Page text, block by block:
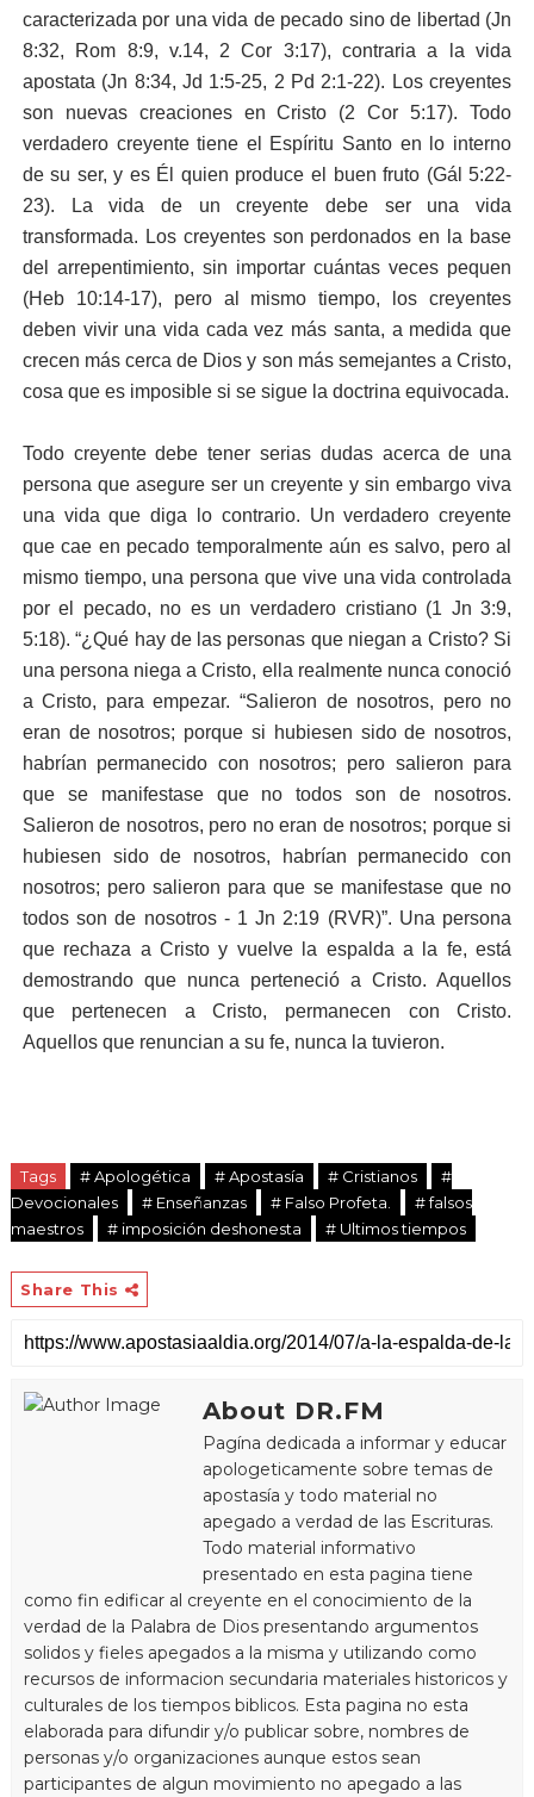
caracterizada por una vida de pecado sino de libertad (Jn
8:32, Rom 8:9, v.14, 2 Cor 3:17), contraria a la vida
apostata (Jn 8:34, Jd 1:5-25, 2 Pd 2:1-22). Los creyentes
son nuevas creaciones en Cristo (2 Cor 5:17). Todo
verdadero creyente tiene el Espíritu Santo en lo interno
de su ser, y es Él quien produce el buen fruto (Gál 5:22-
23). La vida de un creyente debe ser una vida
transformada. Los creyentes son perdonados en la base
del arrepentimiento, sin importar cuántas veces pequen
(Heb 10:14-17), pero al mismo tiempo, los creyentes
deben vivir una vida cada vez más santa, a medida que
crecen más cerca de Dios y son más semejantes a Cristo,
cosa que es imposible si se sigue la doctrina equivocada.
Todo creyente debe tener serias dudas acerca de una
persona que asegure ser un creyente y sin embargo viva
una vida que diga lo contrario. Un verdadero creyente
que cae en pecado temporalmente aún es salvo, pero al
mismo tiempo, una persona que vive una vida controlada
por el pecado, no es un verdadero cristiano (1 Jn 3:9,
5:18). “¿Qué hay de las personas que niegan a Cristo? Si
una persona niega a Cristo, ella realmente nunca conoció
a Cristo, para empezar. “Salieron de nosotros, pero no
eran de nosotros; porque si hubiesen sido de nosotros,
habrían permanecido con nosotros; pero salieron para
que se manifestase que no todos son de nosotros.
Salieron de nosotros, pero no eran de nosotros; porque si
hubiesen sido de nosotros, habrían permanecido con
nosotros; pero salieron para que se manifestase que no
todos son de nosotros - 1 Jn 2:19 (RVR)”. Una persona
que rechaza a Cristo y vuelve la espalda a la fe, está
demostrando que nunca perteneció a Cristo. Aquellos
que pertenecen a Cristo, permanecen con Cristo.
Aquellos que renuncian a su fe, nunca la tuvieron.
Tags # Apologética # Apostasía # Cristianos
#
Devocionales
# Enseñanzas # Falso Profeta.
# falsos
maestros
# imposición deshonesta # Ultimos tiempos
Share This
About DR.FM
Pagína dedicada a informar y educar
apologeticamente sobre temas de
apostasía y todo material no
apegado a verdad de las Escrituras.
Todo material informativo
presentado en esta pagina tiene
como fin edificar al creyente en el conocimiento de la
verdad de la Palabra de Dios presentando argumentos
solidos y fieles apegados a la misma y utilizando como
recursos de informacion secundaria materiales historicos y
culturales de los tiempos biblicos. Esta pagina no esta
elaborada para difundir y/o publicar sobre, nombres de
personas y/o organizaciones aunque estos sean
participantes de algun movimiento no apegado a las